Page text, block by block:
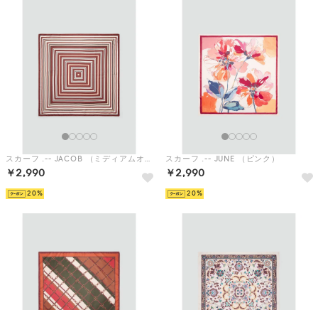
スカーフ .-- JACOB （ミディアムオレンジ）
￥2,990
20
スカーフ .-- JUNE （ピンク）
￥2,990
20